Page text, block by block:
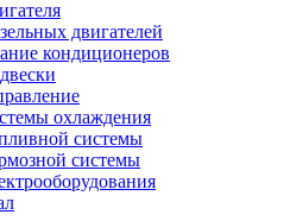
двигателей
кондиционеров
охлаждения
системы
системы